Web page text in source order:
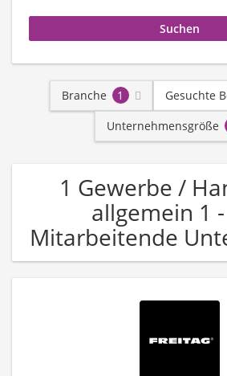
Branche 1
Gesuchte
Unternehmensgröße
1 Gewerbe /
allgemein 1
Mitarbeitende